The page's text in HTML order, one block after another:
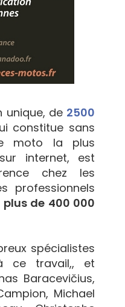
unique, de 2500
constitue sans
moto la plus
internet, est
chez les
professionnels
de 400 000
spécialistes
ce travail,, et
Baracevičius,
Michael